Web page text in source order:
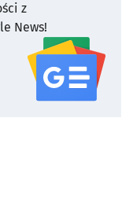
z
News!
serwisu